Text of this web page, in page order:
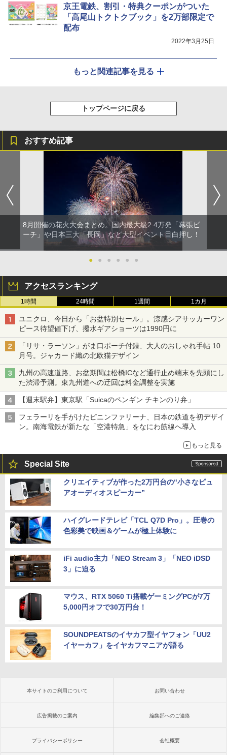
京王電鉄、割引・特典クーポンがついた
「高尾山トクトクブック」を2万部限定で
配布
2022年3月25日
もっと関連記事を見る
トップページに戻る
おすすめ記事
8月開催の花火大会まとめ。国内最大級2.4万発「幕張ビ
ーチ」や日本三大「長岡」など大型イベント目白押し！
● ● ● ● ● ●
アクセスランキング
1時間 24時間 1週間 1カ月
ユニクロ、今日から「お盆特別セール」。涼感シアサッカーワン
ピース待望値下げ、撥水ギアショーツは1990円に
「リサ・ラーソン」がま口ポーチ付録、大人のおしゃれ手帖 10
月号。ジャカード織の北欧猫デザイン
九州の高速道路、お盆期間は松橋ICなど通行止め端末を先頭にし
た渋滞予測。東九州道への迂回は料金調整を実施
【週末駅弁】東京駅「Suicaのペンギン チキンのり弁」
フェラーリを手がけたピニンファリーナ、日本の鉄道を初デザイ
ン。南海電鉄が新たな「空港特急」をなにわ筋線へ導入
もっと見る
Special Site
クリエイティブが作った2万円台の“小さなピュ
アオーディオスピーカー”
ハイグレードテレビ「TCL Q7D Pro」。圧巻の
色彩美で映画＆ゲームが極上体験に
iFi audio主力「NEO Stream 3」「NEO iDSD
3」に迫る
マウス、RTX 5060 Ti搭載ゲーミングPCが7万
5,000円オフで30万円台！
SOUNDPEATSのイヤカフ型イヤフォン「UU2
イヤーカフ」をイヤカフマニアが語る
本サイトのご利用について お問い合わせ
広告掲載のご案内 編集部へのご連絡
プライバシーポリシー 会社概要